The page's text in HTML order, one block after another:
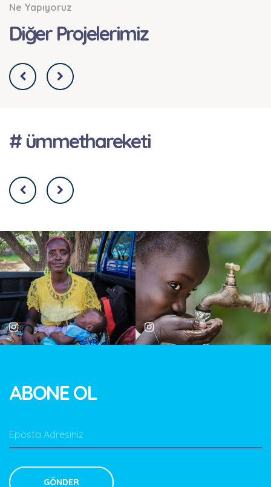
Ne Yapıyoruz
Diğer Projelerimiz
Filistin Yetim Sponsorluğu
Filistin’de yetim kalmak, yalnızca anne ya da
babayı kaybetmek anlamına gelmiyor. Aynı
Genel Yardım
# ümmethareketi
ABONE OL